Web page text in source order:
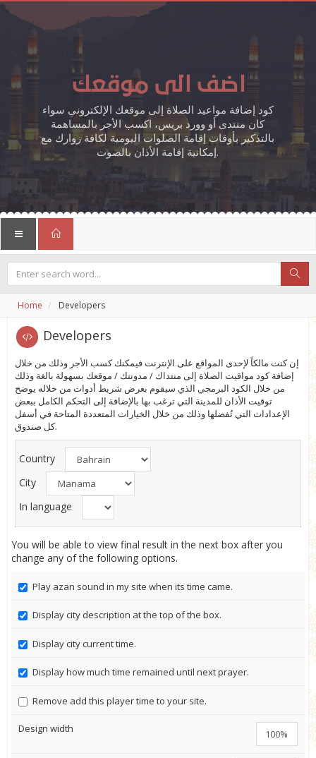
اضف الى موقعك
كود إضافة مواعيد الصلاة إلى موقعك الإلكتروني سواء
كان منتدى أو وورد بريس، اكسب الأجر بالمساهمة
بالتذكير بأوقات إقامة الصلوات اليومية لكافة زوارك مع
إمكانية إقامة الأذان بالصوت.
Home Developers
Developers
إن كنت مالكاً لإحدى المواقع على الإنترنت فيمكنك كسب الأجر وذلك من خلال
إضافة كود مواقيت الصلاة إلى منتداك / مدونتك / موقعك بسهولة بالغة وذلك
من خلال الكود البرمجي الذي سيقوم بعرض شريط أدوات من خلاله يوضح
توقيت الأذان للمدينة التي ترغب بها بالإضافة إلى التحكم الكامل ببعض
الإعدادات التي تُفضلها وذلك من خلال الخيارات المتعددة المتاحة في أسفل
كل صندوق.
Country
City
In language
You will be able to view final result in the next box after you
change any of the following options.
Play azan sound in my site when its time came.
Display city description at the top of the box.
Display city current time.
Display how much time remained until next prayer.
Remove add this player time to your site.
Design width